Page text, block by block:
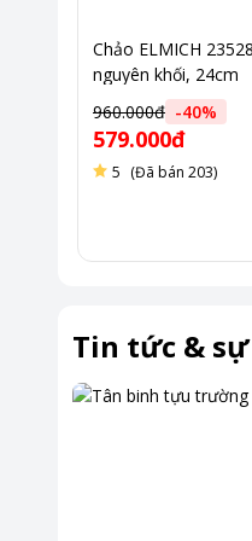
Chảo được thiết kế
bẩn. Lòng chảo
Chảo ELMICH
nguyên khối, 24cm
960.000đ -40%
579.000đ
5 (Đã bán 203)
Tin tức &